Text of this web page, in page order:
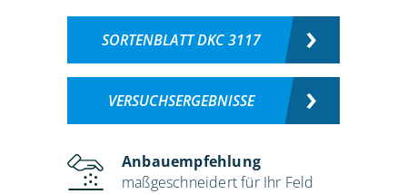
SORTENBLATT DKC 3117
VERSUCHSERGEBNISSE
Anbauempfehlung
maßgeschneidert für Ihr Feld